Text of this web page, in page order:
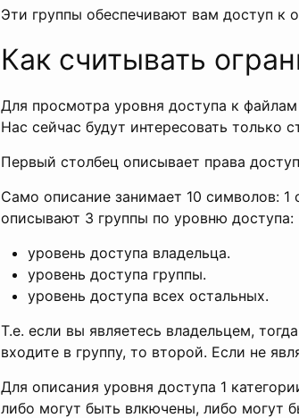
Эти группы обеспечивают вам доступ к
Как считывать
Для просмотра уровня доступа к
Нас сейчас будут интересовать только
Первый столбец описывает права
Само описание занимает 10 символов:
описывают 3 группы по уровню доступа:
уровень доступа владельца.
уровень доступа группы.
уровень доступа всех остальных.
Т.е. если вы являетесь владельцем,
входите в группу, то второй. Если не
Для описания уровня доступа 1
либо могут быть влкючены, либо могут